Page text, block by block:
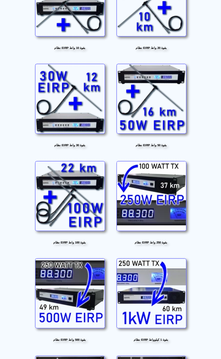
نظام EIRP بقوة 10 واط نظام EIRP بقوة 20 واط
نظام EIRP بقوة 30 واط نظام EIRP بقوة 50 واط
نظام EIRP بقوة 100 واط نظام EIRP بقوة 250 واط
نظام EIRP بقوة 500 واط نظام EIRP بقوة 1 كيلوواط